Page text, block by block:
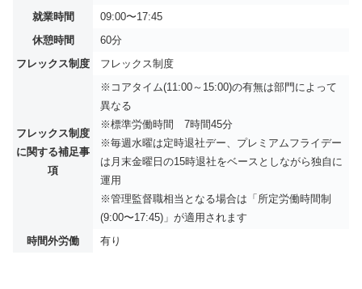
就業時間
09:00〜17:45
休憩時間
60分
フレックス制度
フレックス制度
フレックス制度
に関する補足事
項
※コアタイム(11:00～15:00)の有無は部門によって
異なる
※標準労働時間 7時間45分
※毎週水曜は定時退社デー、プレミアムフライデー
は月末金曜日の15時退社をベースとしながら独自に
運用
※管理監督職相当となる場合は「所定労働時間制
(9:00〜17:45)」が適用されます
時間外労働
有り